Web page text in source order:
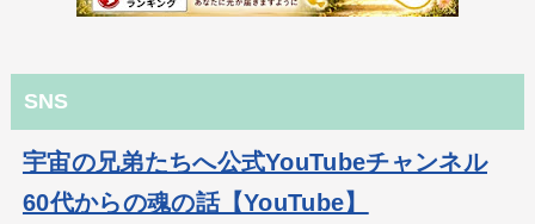
SNS
宇宙の兄弟たちへ公式YouTubeチャンネル
60代からの魂の話【YouTube】